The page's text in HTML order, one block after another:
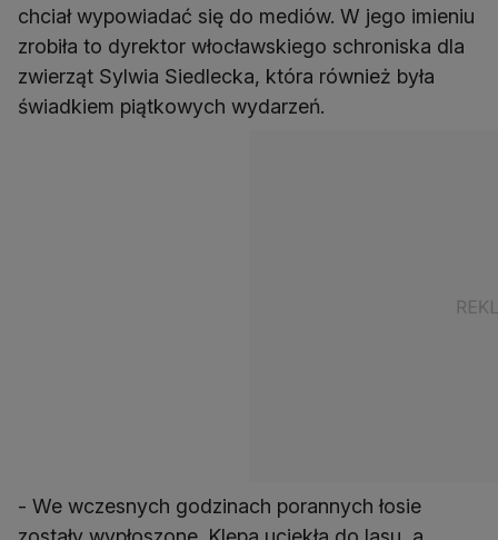
chciał wypowiadać się do mediów. W jego imieniu
zrobiła to dyrektor włocławskiego schroniska dla
zwierząt Sylwia Siedlecka, która również była
świadkiem piątkowych wydarzeń.
- We wczesnych godzinach porannych łosie